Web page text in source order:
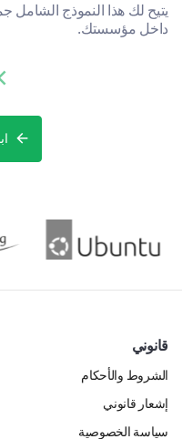
يتيح لك هذا النموذج
داخل مؤسستك.
قانوني
الشروط والأحكام
إشعار قانوني
سياسة الخصوصية